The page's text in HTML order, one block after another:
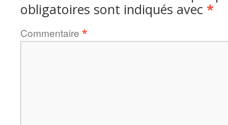
obligatoires sont indiqués avec *
Commentaire *